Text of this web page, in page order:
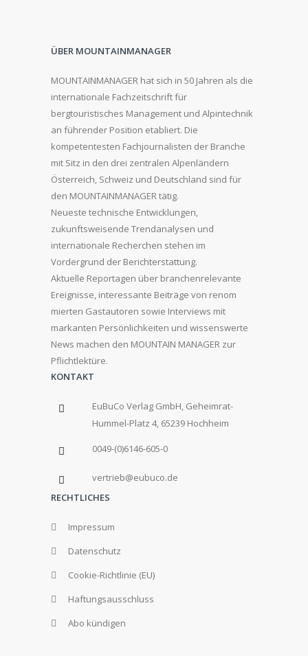
ÜBER MOUNTAINMANAGER
MOUNTAINMANAGER hat sich in 50 Jahren als die
internationale Fachzeitschrift für
bergtouristisches Management und Alpintechnik
an führender Position etabliert. Die
kompetentesten Fachjournalisten der Branche
mit Sitz in den drei zentralen Alpenländern
Österreich, Schweiz und Deutschland sind für
den MOUNTAINMANAGER tätig.
Neueste technische Entwicklungen,
zukunftsweisende Trendanalysen und
internationale Recherchen stehen im
Vordergrund der Berichterstattung.
Aktuelle Reportagen über branchenrelevante
Ereignisse, interessante Beiträge von renom
mierten Gastautoren sowie Interviews mit
markanten Persönlichkeiten und wissenswerte
News machen den MOUNTAIN MANAGER zur
Pflichtlektüre.
KONTAKT
EuBuCo Verlag GmbH, Geheimrat-
Hummel-Platz 4, 65239 Hochheim
0049-(0)6146-605-0
vertrieb@eubuco.de
RECHTLICHES
Impressum
Datenschutz
Cookie-Richtlinie (EU)
Haftungsausschluss
Abo kündigen